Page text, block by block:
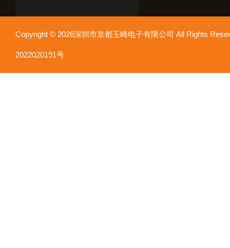
Copyright © 2026深圳市京都玉崎电子有限公司 All Rights
2022020191号